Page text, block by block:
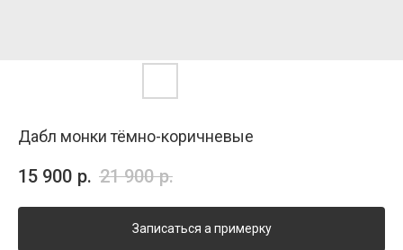
Дабл монки тёмно-коричневые
15 900 р. 21 900 р.
Записаться а примерку